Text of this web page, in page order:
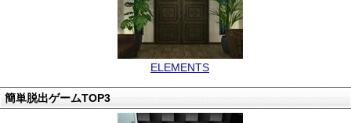
ELEMENTS
簡単脱出ゲームTOP3